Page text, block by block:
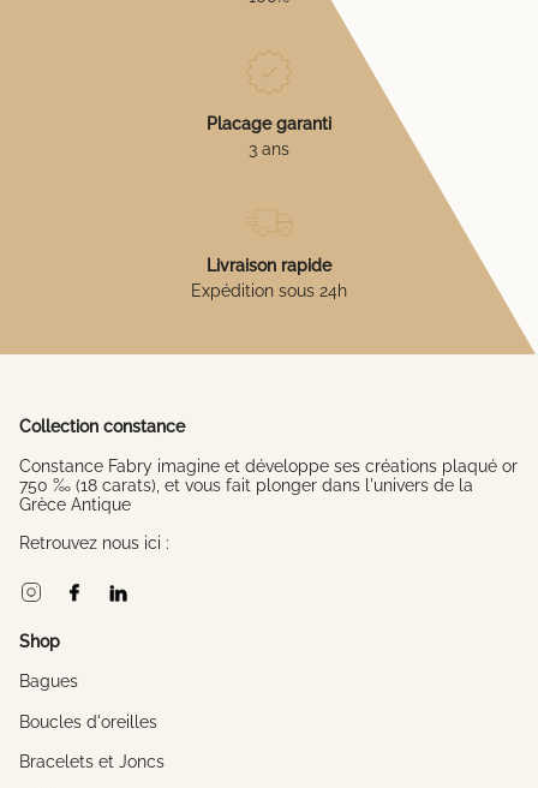
Placage garanti
3 ans
Livraison rapide
Expédition sous 24h
Collection constance
Constance Fabry imagine et développe ses créations plaqué or
750 ‰ (18 carats), et vous fait plonger dans l'univers de la
Grèce Antique
Retrouvez nous ici :
InstagramFacebook
Shop
Bagues
Boucles d'oreilles
Bracelets et Joncs